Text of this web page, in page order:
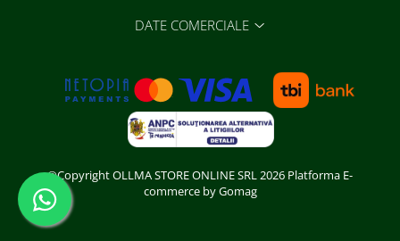
DATE COMERCIALE
©Copyright OLLMA STORE ONLINE SRL 2026 Platforma E-
commerce by Gomag